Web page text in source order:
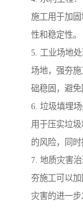
施工用于加
性和稳定性。
5. 工业场地
场地，强夯
础稳固，避免
6. 垃圾填埋
用于压实垃
的风险，同时
7. 地质灾害
夯施工可以
灾害的进一步